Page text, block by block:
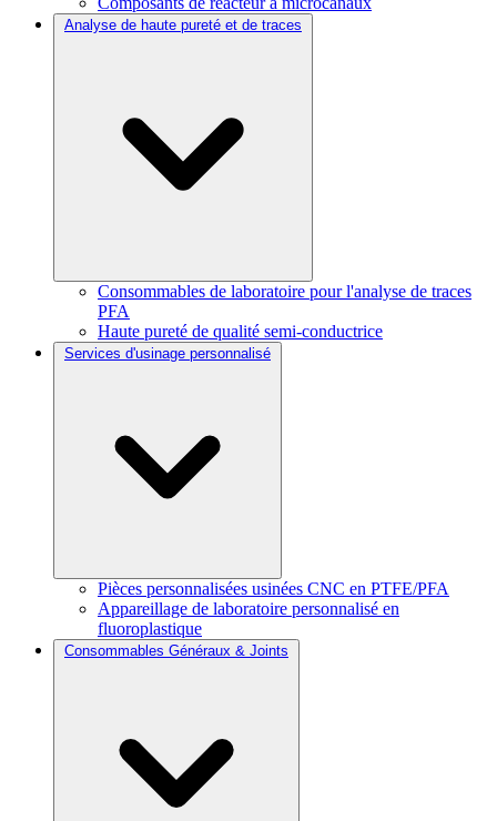
Analyse de haute pureté et de traces
Consommables de laboratoire pour l'analyse de traces
PFA
Haute pureté de qualité semi-conductrice
Services d'usinage personnalisé
Pièces personnalisées usinées CNC en PTFE/PFA
Appareillage de laboratoire personnalisé en
fluoroplastique
Consommables Généraux & Joints